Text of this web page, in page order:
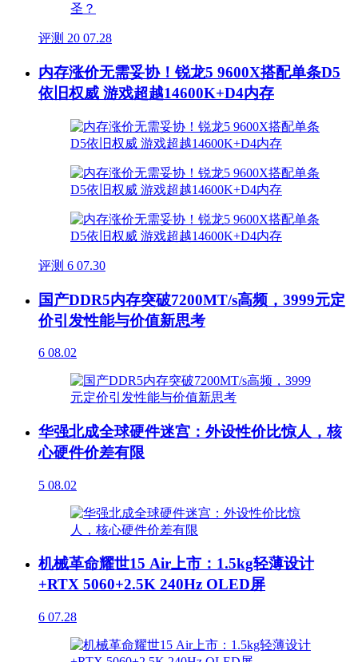
评测 20 07.28
内存涨价无需妥协！锐龙5 9600X搭配单条D5
依旧权威 游戏超越14600K+D4内存
评测 6 07.30
国产DDR5内存突破7200MT/s高频，3999元定
价引发性能与价值新思考
6 08.02
华强北成全球硬件迷宫：外设性价比惊人，核
心硬件价差有限
5 08.02
机械革命耀世15 Air上市：1.5kg轻薄设计
+RTX 5060+2.5K 240Hz OLED屏
6 07.28